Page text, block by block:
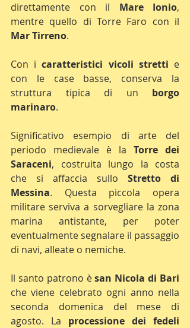
direttamente con il Mare Ionio,
Mar Tirreno.
Con i caratteristici vicoli stretti e
con le case basse, conserva la
struttura tipica di un borgo
marinaro.
Significativo esempio di arte del
periodo medievale è la Torre dei
Saraceni, costruita lungo la costa
che si affaccia sullo Stretto di
Messina. Questa piccola opera
militare serviva a sorvegliare la zona
marina antistante, per poter
eventualmente segnalare il passaggio
di navi, alleate o nemiche.
Il santo patrono è
che viene celebrato ogni anno nella
seconda domenica del mese di
agosto. La processione dei fedeli